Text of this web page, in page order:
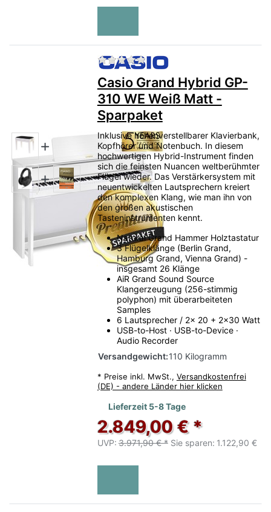
Zu diesem Produkt liegen
Casio Grand Hybrid GP-
310 WE Weiß Matt -
Sparpaket
Inklusive höhenverstellbarer Klavierbank,
Kopfhörer und Notenbuch. In diesem
hochwertigen Hybrid-Instrument finden
sich die feinsten Nuancen weltberühmter
Flügel wieder. Das Verstärkersystem mit
neuentwickelten Lautsprechern kreiert
den komplexen Klang, wie man ihn von
den großen akustischen
Tasteninstrumenten kennt.
Natural Grand Hammer Holztastatur
3 Flügelklänge (Berlin Grand,
Hamburg Grand, Vienna Grand) -
insgesamt 26 Klänge
AiR Grand Sound Source
Klangerzeugung (256-stimmig
polyphon) mit überarbeiteten
Samples
6 Lautsprecher / 2x 20 + 2x30 Watt
USB-to-Host · USB-to-Device ·
Audio Recorder
Versandgewicht:110 Kilogramm
* Preise inkl. MwSt., Versandkostenfrei
(DE) - andere Länder hier klicken
Lieferzeit 5-8 Tage
2.849,00 € *
UVP: 3.971,90 € * Sie sparen: 1.122,90 €